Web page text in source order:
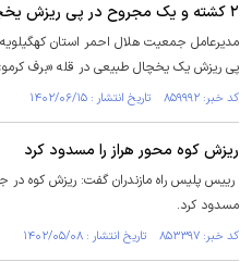
۲ کشته و یک مجروح در پی ریزش یخچال طبیعی در گردنه بیژن کوه دنا
مدیرعامل جمعیت هلال احمر استان
پی ریزش یک یخچال طبیعی در قله «برف
کد خبر: ۸۵۹۹۹۲ تاریخ انتشار : ۱۴۰۲/۰۶/۱۵
ریزش کوه محور هراز را مسدود کرد
رییس پلیس راه مازندران گفت: ریزش کوه در
مسدود کرد.
کد خبر: ۸۵۳۳۹۷ تاریخ انتشار : ۱۴۰۲/۰۵/۰۸